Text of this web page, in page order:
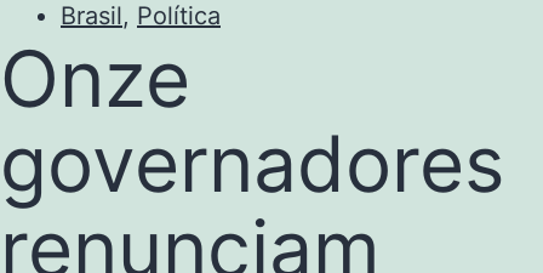
Brasil, Política
Onze
governadores
renunciam